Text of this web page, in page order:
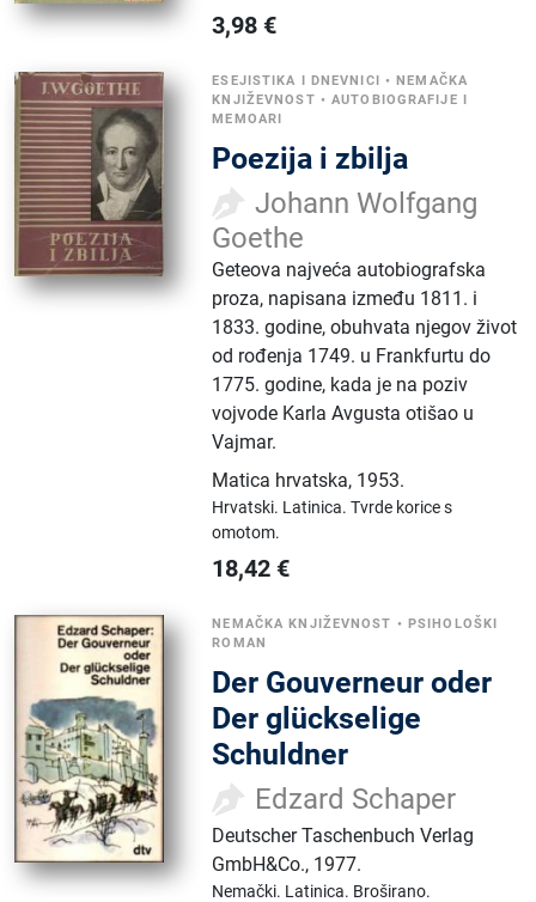
3,98 €
ESEJISTIKA I DNEVNICI •NEMAČKA
KNJIŽEVNOST •AUTOBIOGRAFIJE I
MEMOARI
Poezija i zbilja
Johann Wolfgang
Goethe
Geteova najveća autobiografska
proza, napisana između 1811. i
1833. godine, obuhvata njegov život
od rođenja 1749. u Frankfurtu do
1775. godine, kada je na poziv
vojvode Karla Avgusta otišao u
Vajmar.
Matica hrvatska, 1953.
Hrvatski. Latinica.Tvrde korice s
omotom.
18,42 €
NEMAČKA KNJIŽEVNOST • PSIHOLOŠKI
ROMAN
Der Gouverneur oder
Der glückselige
Schuldner
Edzard Schaper
Deutscher Taschenbuch Verlag
GmbH&Co., 1977.
Nemački. Latinica. Broširano.